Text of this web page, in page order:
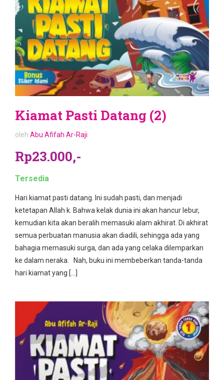
Kiamat Pasti Datang (2)
oleh Abu Afifah Ar-Raji
Rp23.000,-
Tersedia
Hari kiamat pasti datang. Ini sudah pasti, dan menjadi
ketetapan Allah k. Bahwa kelak dunia ini akan hancur lebur,
kemudian kita akan beralih memasuki alam akhirat. Di akhirat
semua perbuatan manusia akan diadili, sehingga ada yang
bahagia memasuki surga, dan ada yang celaka dilemparkan
ke dalam neraka. Nah, buku ini membeberkan tanda-tanda
hari kiamat yang […]